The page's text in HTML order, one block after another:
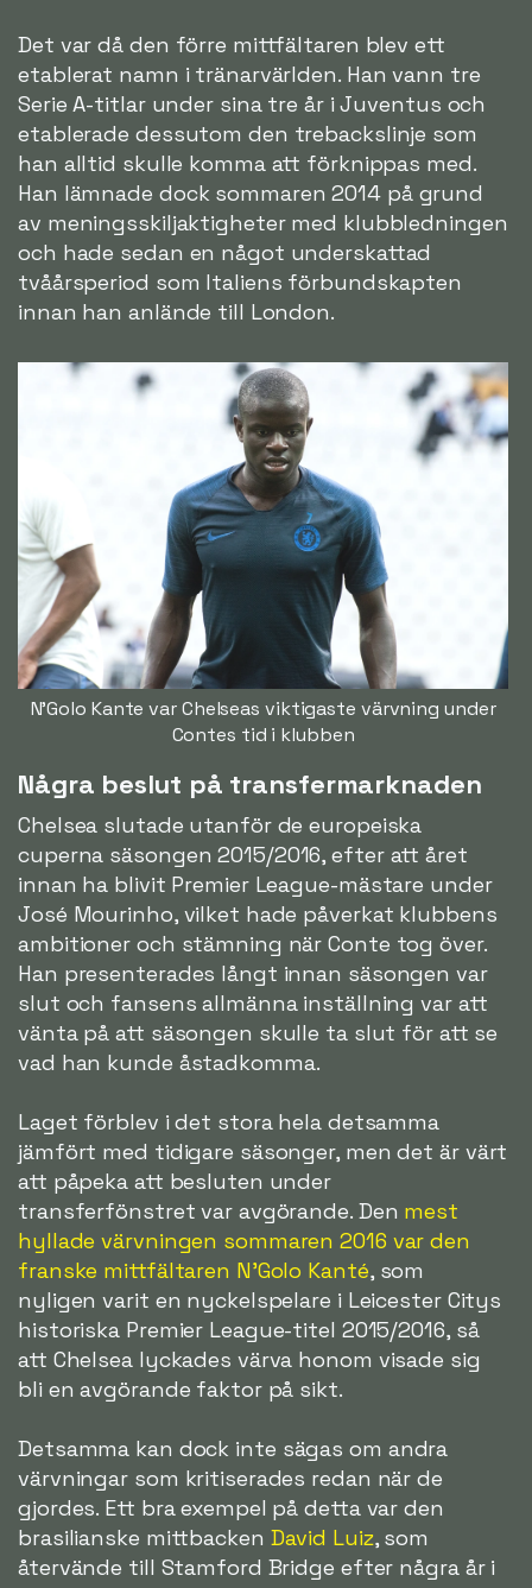
Det var då den förre mittfältaren blev ett
etablerat namn i tränarvärlden. Han vann tre
Serie A-titlar under sina tre år i Juventus och
etablerade dessutom den trebackslinje som
han alltid skulle komma att förknippas med.
Han lämnade dock sommaren 2014 på grund
av meningsskiljaktigheter med klubbledningen
och hade sedan en något underskattad
tvåårsperiod som Italiens förbundskapten
innan han anlände till London.
N'Golo Kante var Chelseas viktigaste värvning under
Contes tid i klubben
Några beslut på transfermarknaden
Chelsea slutade utanför de europeiska
cuperna säsongen 2015/2016, efter att året
innan ha blivit Premier League-mästare under
José Mourinho, vilket hade påverkat klubbens
ambitioner och stämning när Conte tog över.
Han presenterades långt innan säsongen var
slut och fansens allmänna inställning var att
vänta på att säsongen skulle ta slut för att se
vad han kunde åstadkomma.
Laget förblev i det stora hela detsamma
jämfört med tidigare säsonger, men det är värt
att påpeka att besluten under
transferfönstret var avgörande. Den mest
hyllade värvningen sommaren 2016 var den
franske mittfältaren N'Golo Kanté, som
nyligen varit en nyckelspelare i Leicester Citys
historiska Premier League-titel 2015/2016, så
att Chelsea lyckades värva honom visade sig
bli en avgörande faktor på sikt.
Detsamma kan dock inte sägas om andra
värvningar som kritiserades redan när de
gjordes. Ett bra exempel på detta var den
brasilianske mittbacken David Luiz, som
återvände till Stamford Bridge efter några år i